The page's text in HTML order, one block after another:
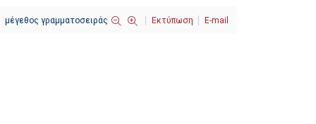
μέγεθος γραμματοσειράς Εκτύπωση E-mail